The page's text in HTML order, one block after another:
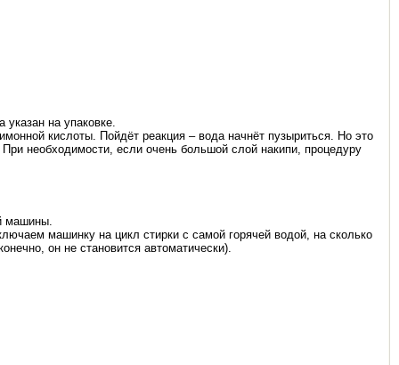
на упаковке.
кислоты. Пойдёт реакция – вода начнёт пузыриться. Но это
необходимости, если очень большой слой накипи, процедуру
машины.
машинку на цикл стирки с самой горячей водой, на сколько
он не становится автоматически).